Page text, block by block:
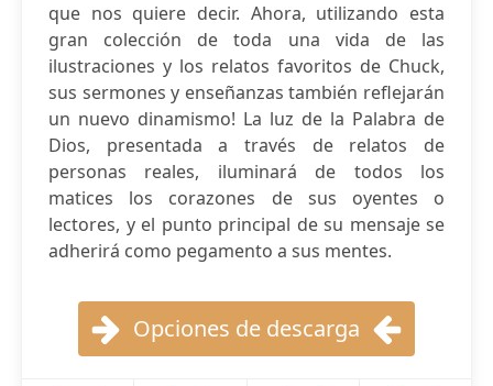
que nos quiere decir. Ahora, utilizando esta
gran colección de toda una vida de las
ilustraciones y los relatos favoritos de Chuck,
sus sermones y enseñanzas también reflejarán
un nuevo dinamismo! La luz de la Palabra de
Dios, presentada a través de relatos de
personas reales, iluminará de todos los
matices los corazones de sus oyentes o
lectores, y el punto principal de su mensaje se
adherirá como pegamento a sus mentes.
Opciones de descarga